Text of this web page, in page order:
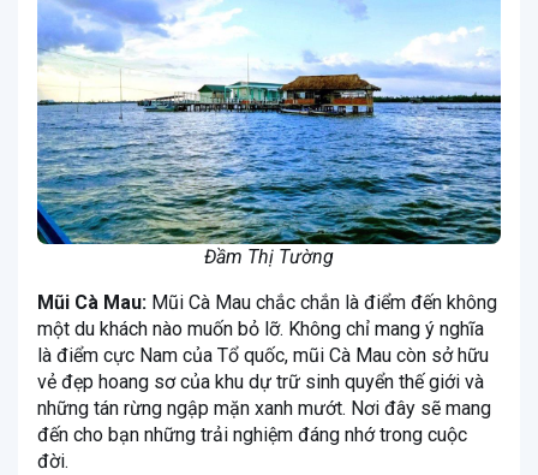
Đầm Thị Tường
Mũi Cà Mau: Mũi Cà Mau chắc chắn là điểm đến không
một du khách nào muốn bỏ lỡ. Không chỉ mang ý nghĩa
là điểm cực Nam của Tổ quốc, mũi Cà Mau còn sở hữu
vẻ đẹp hoang sơ của khu dự trữ sinh quyển thế giới và
những tán rừng ngập mặn xanh mướt. Nơi đây sẽ mang
đến cho bạn những trải nghiệm đáng nhớ trong cuộc
đời.